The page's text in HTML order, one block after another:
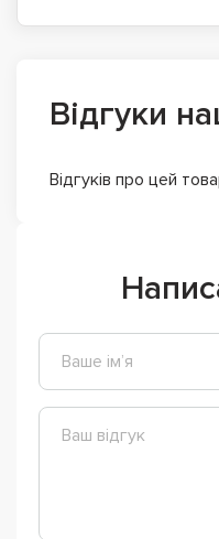
Відгуки
Відгуків про цей